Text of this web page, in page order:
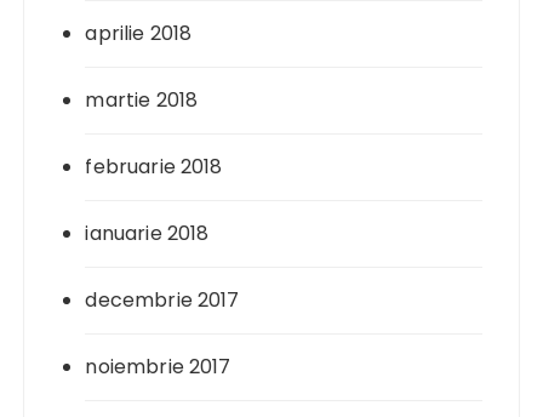
aprilie 2018
martie 2018
februarie 2018
ianuarie 2018
decembrie 2017
noiembrie 2017